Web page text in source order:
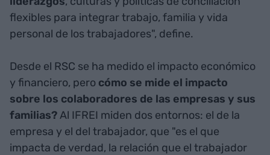
flexibles para integrar trabajo, familia y vida
personal de los trabajadores", define.
Desde el RSC se ha medido el impacto económico
y financiero, pero cómo se mide el impacto
sobre los colaboradores de las empresas y sus
familias?Al IFREI miden dos entornos: el de la
empresa y el del trabajador, que "es el que
impacta de verdad, la relación que el trabajador